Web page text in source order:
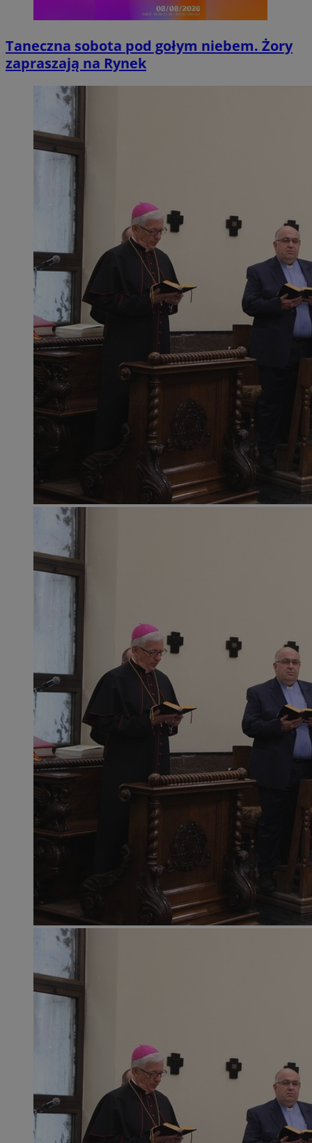
Taneczna sobota pod gołym niebem. Żory
zapraszają na Rynek